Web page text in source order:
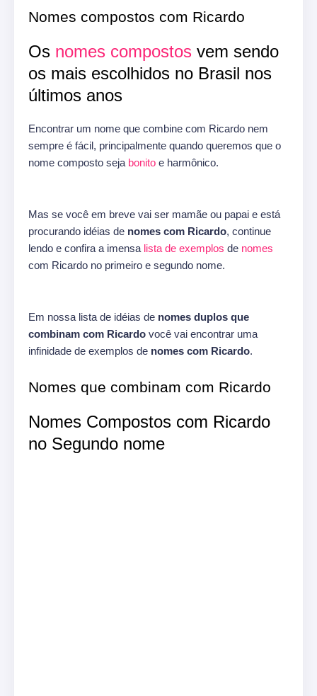
Nomes compostos com Ricardo
Os nomes compostos vem sendo
os mais escolhidos no Brasil nos
últimos anos
Encontrar um nome que combine com Ricardo nem
sempre é fácil, principalmente quando queremos que o
nome composto seja bonito e harmônico.
Mas se você em breve vai ser mamãe ou papai e está
procurando idéias de nomes com Ricardo, continue
lendo e confira a imensa lista de exemplos de nomes
com Ricardo no primeiro e segundo nome.
Em nossa lista de idéias de nomes duplos que
combinam com Ricardo você vai encontrar uma
infinidade de exemplos de nomes com Ricardo.
Nomes que combinam com Ricardo
Nomes Compostos com Ricardo
no Segundo nome